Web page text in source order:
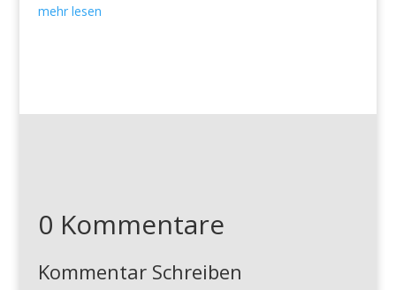
mehr lesen
0 Kommentare
Kommentar Schreiben